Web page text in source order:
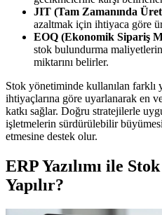
JIT (Tam Zamanında
azaltmak için ihtiyaca göre
EOQ (Ekonomik Sipariş
stok bulundurma
miktarını belirler.
Stok yönetiminde kullanılan farklı
ihtiyaçlarına göre uyarlanarak en
katkı sağlar. Doğru stratejilerle
işletmelerin sürdürülebilir
etmesine destek olur.
ERP Yazılımı ile
Yapılır?